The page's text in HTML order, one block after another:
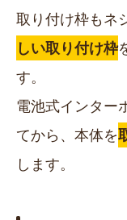
取り付け枠もネ
しい取り付け枠
す。
電池式インター
てから、本体を
します。